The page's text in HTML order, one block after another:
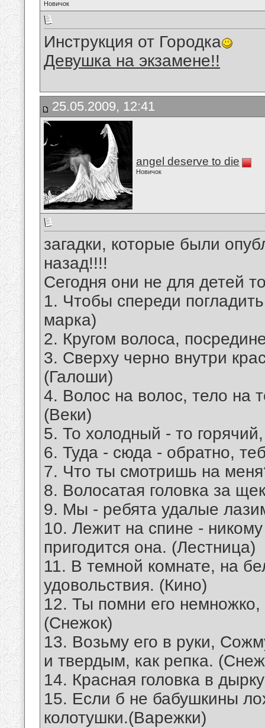
Новичок
Инструкция от Городка
Девушка на экзамене!!
25.05.2009, 12:41
angel deserve to die
Новичок
загадки, которые были
назад!!!!
Сегодня они не для детей
1. Чтобы спереди
марка)
2. Кругом волоса,
3. Сверху черно внутри
(Галоши)
4. Волос на волос, тело на
(Веки)
5. То холодный - то
6. Туда - сюда - обратно,
7. Что ты смотришь на
8. Волосатая головка за
9. Мы - ребята удалые
10. Лежит на спине -
пригодится она. (Лестница)
11. В темной комнате, на
удовольствия. (Кино)
12. Ты помни его немножко,
(Снежок)
13. Возьму его в руки,
и твердым, как репка.
14. Красная головка в
15. Если б не бабушкины
колотушки.(Варежки)